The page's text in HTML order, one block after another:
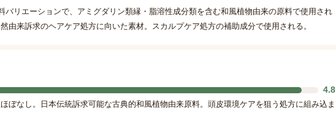
バリエーションで、アミグダリン類縁・脂溶性成分類を含む和風植物由来の原料で使用され
由来訴求のヘアケア処方に向いた素材。スカルプケア処方の補助成分で使用される。
4.8
ぼなし。日本伝統訴求可能な古典的和風植物由来原料。頭皮環境ケアを狙う処方に組み込ま